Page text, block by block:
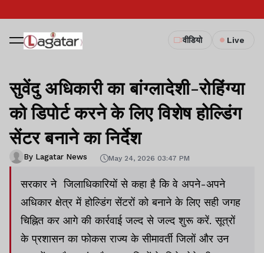
वीडियो Live
सुवेंदु अधिकारी का बांग्लादेशी-रोहिंग्या
को डिपोर्ट करने के लिए विशेष होल्डिंग
सेंटर बनाने का निर्देश
By Lagatar News May 24, 2026 03:47 PM
सरकार ने जिलाधिकारियों से कहा है कि वे अपने-अपने
अधिकार क्षेत्र में होल्डिंग सेंटरों को बनाने के लिए सही जगह
चिह्नित कर आगे की कार्रवाई जल्द से जल्द शुरू करें. सूत्रों
के प्रशासन का फोकस राज्य के सीमावर्ती जिलों और उन